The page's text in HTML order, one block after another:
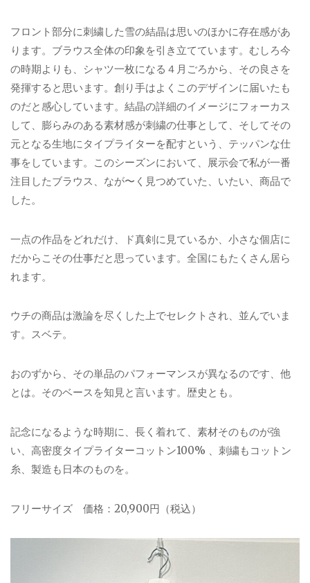
フロント部分に刺繍した雪の結晶は思いのほかに存在感があ
ります。ブラウス全体の印象を引き立てています。むしろ今
の時期よりも、シャツ一枚になる４月ごろから、その良さを
発揮すると思います。創り手はよくこのデザインに届いたも
のだと感心しています。結晶の詳細のイメージにフォーカス
して、膨らみのある素材感が刺繍の仕事として、そしてその
元となる生地にタイプライターを配すという、テッパンな仕
事をしています。このシーズンにおいて、展示会で私が一番
注目したブラウス、なが〜く見つめていた、いたい、商品で
した。
一点の作品をどれだけ、ド真剣に見ているか、小さな個店に
だからこその仕事だと思っています。全国にもたくさん居ら
れます。
ウチの商品は激論を尽くした上でセレクトされ、並んでいま
す。スベテ。
おのずから、その単品のパフォーマンスが異なるのです、他
とは。そのベースを知見と言います。歴史とも。
記念になるような時期に、長く着れて、素材そのものが強
い、高密度タイプライターコットン100% 、刺繍もコットン
糸、製造も日本のものを。
フリーサイズ 価格：20,900円（税込）